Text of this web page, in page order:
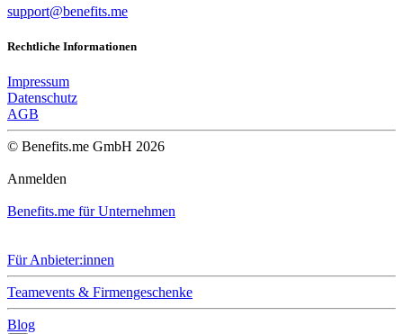
support@benefits.me
Rechtliche Informationen
Impressum
Datenschutz
AGB
© Benefits.me GmbH 2026
Anmelden
Benefits.me für Unternehmen
Für Anbieter:innen
Teamevents & Firmengeschenke
Blog